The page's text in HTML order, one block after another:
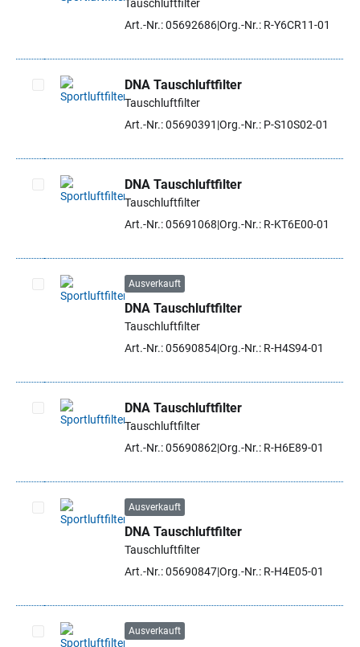
Artikel auswählen
Tauschluftfilter
Art.-Nr.: 05692686Org.-Nr.: R-Y6CR11-01
Artikel auswählen
DNA Tauschluftfilter
Tauschluftfilter
Art.-Nr.: 05690391 Org.-Nr.: P-S10S02-01
Artikel auswählen
DNA Tauschluftfilter
Tauschluftfilter
Art.-Nr.: 05691068 Org.-Nr.: R-KT6E00-01
Artikel auswählen
Ausverkauft
DNA Tauschluftfilter
Tauschluftfilter
Art.-Nr.: 05690854Org.-Nr.: R-H4S94-01
Artikel auswählen
DNA Tauschluftfilter
Tauschluftfilter
Art.-Nr.: 05690862 Org.-Nr.: R-H6E89-01
Artikel auswählen
Ausverkauft
DNA Tauschluftfilter
Tauschluftfilter
Art.-Nr.: 05690847Org.-Nr.: R-H4E05-01
Ausverkauft